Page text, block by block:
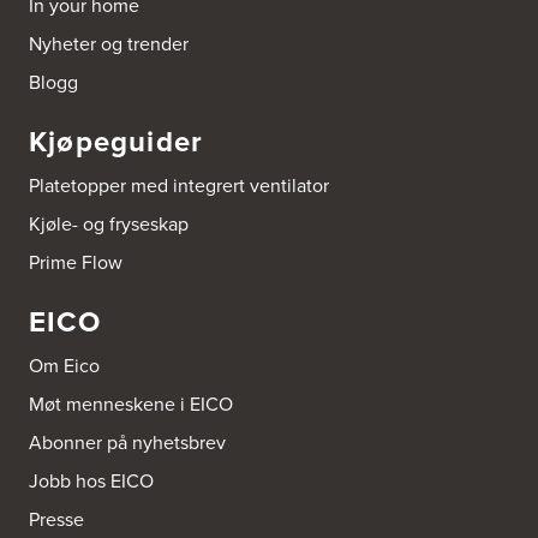
Tel.:53-431544
Bygger'n Onstad
Tel.:69-202050
Byggmakker Askim
Trøgstadveien 13
1807 Askim
Tel.: 69817600
Byggmakker CF AS
Hotvedtveien 6, Tingvoll
Postboks 2107
3220 Sandefjord
Tel.:33-484000
http://www.sigdal.no
Prestebråtan 11
In your home
Nyheter og trender
Blogg
Kjøpeguider
Platetopper med integrert ventilator
Kjøle- og fryseskap
Prime Flow
EICO
Om Eico
Møt menneskene i EICO
Abonner på nyhetsbrev
Jobb hos EICO
Presse